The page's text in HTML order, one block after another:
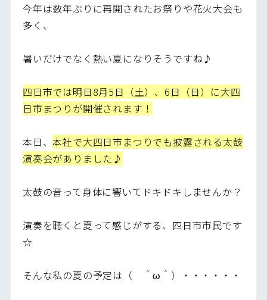
今年は数年ぶりに再開されたお祭りや花火大会も
多く、
暑いだけでなく熱い夏になりそうですね♪
四日市では明日8月5日（土）、6日（日）に大四
日市まつりが開催されます！
本日、本社で大四日市まつりでも披露される太鼓
演奏会がありました♪
太鼓の音って身体に響いてドキドキしませんか？
演奏を聴くと夏って感じがする、四日市市民です
☆
そんな私の夏の予定は（ ＾ω＾）・・・・・・